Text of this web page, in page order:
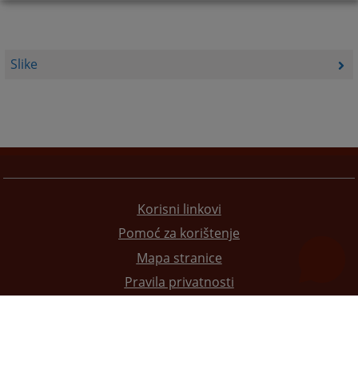
Slike
Korisni linkovi
Pomoć za korištenje
Mapa stranice
Pravila privatnosti